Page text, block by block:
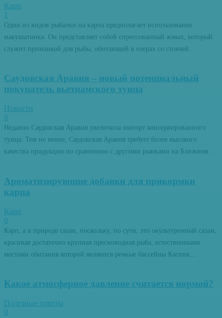
Карп
1
Один из видов рыбалки на карпа предполагает использование
макушатника. Он представляет собой спрессованный жмых, который
служит приманкой для рыбы, обитающей в озерах со стоячей...
Саудовская Аравия – новый потенциальный
покупатель вьетнамского тунца
Новости
0
Недавно Саудовская Аравия увеличила импорт консервированного
тунца. Тем не менее, Саудовская Аравия требует более высокого
качества продукции по сравнению с другими рынками на Ближнем...
Ароматизирующие добавки для прикормки
карпа
Карп
0
Карп, а в природе сазан, поскольку, по сути, это окультуренный сазан,
красивая достаточно крупная пресноводная рыба, естественными
местами обитания которой являются речные бассейны Каспия,...
Какое атмосферное давление считается нормой?
Полезные советы
0